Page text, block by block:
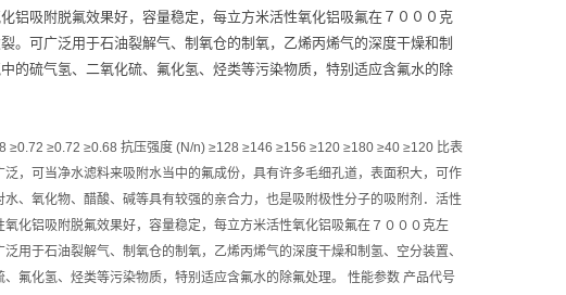
铝吸附脱氟效果好，容量稳定，每立方米活性氧化铝吸氟在７０００克
。可广泛用于石油裂解气、制氧仓的制氧，乙烯丙烯气的深度干燥和制
的硫气氢、二氧化硫、氟化氢、烃类等污染物质，特别适应含氟水的除
≥0.72 ≥0.68 抗压强度 (N/n) ≥128 ≥146 ≥156 ≥120 ≥180 ≥40 ≥120 比表
，可当净水滤料来吸附水当中的氟成份，具有许多毛细孔道，表面积大，可作
、氧化物、醋酸、碱等具有较强的亲合力，也是吸附极性分子的吸附剂．活性
化铝吸附脱氟效果好，容量稳定，每立方米活性氧化铝吸氟在７０００克左
用于石油裂解气、制氧仓的制氧，乙烯丙烯气的深度干燥和制氢、空分装置、
氟化氢、烃类等污染物质，特别适应含氟水的除氟处理。 性能参数 产品代号